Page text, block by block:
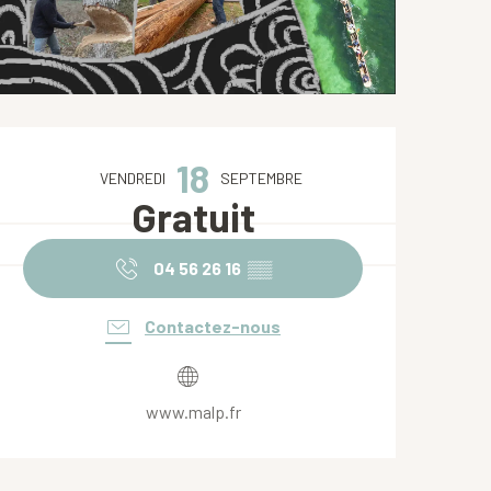
et coordonnées
VENDREDI 18 SEPTEMBRE
Gratuit
04 56 26 16 ▒▒
Contactez-nous
www.malp.fr